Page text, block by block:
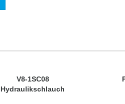
V8-1SC08
Hydraulikschlauch